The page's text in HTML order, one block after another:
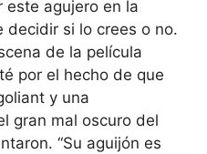
este agujero en la
decidir si lo crees o no.
de la película
por el hecho de que
y una
gran mal oscuro del
“Su aguijón es